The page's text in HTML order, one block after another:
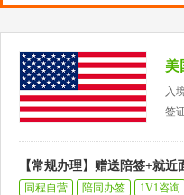
美
入
签
【常规办理】赠送陪签+就
同程自营
陪同办签
1V1咨询